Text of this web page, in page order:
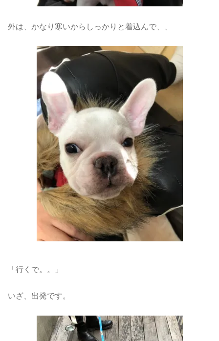
外は、かなり寒いからしっかりと着込んで、、
「行くで。。」
いざ、出発です。